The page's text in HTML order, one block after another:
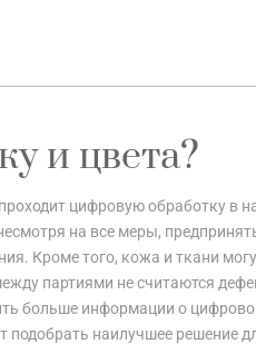
и цвета?
цифровую обработку
на все меры,
Кроме того, кожа и ткани
партиями не считаются
больше информации о
подобрать наилучшее решение